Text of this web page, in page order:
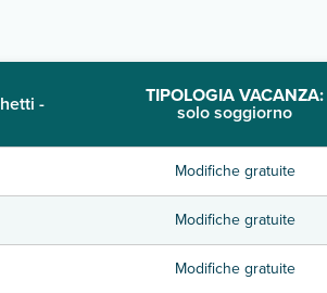
- TIPOLOGIA VACANZA:
solo soggiorno
Modifiche gratuite
Modifiche gratuite
Modifiche gratuite